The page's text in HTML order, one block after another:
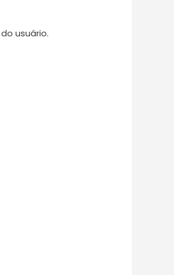
usuário.